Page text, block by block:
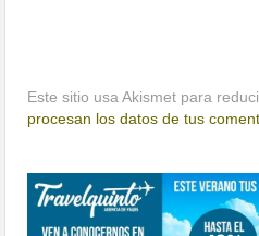
Este sitio usa Akismet para
procesan los datos de tus